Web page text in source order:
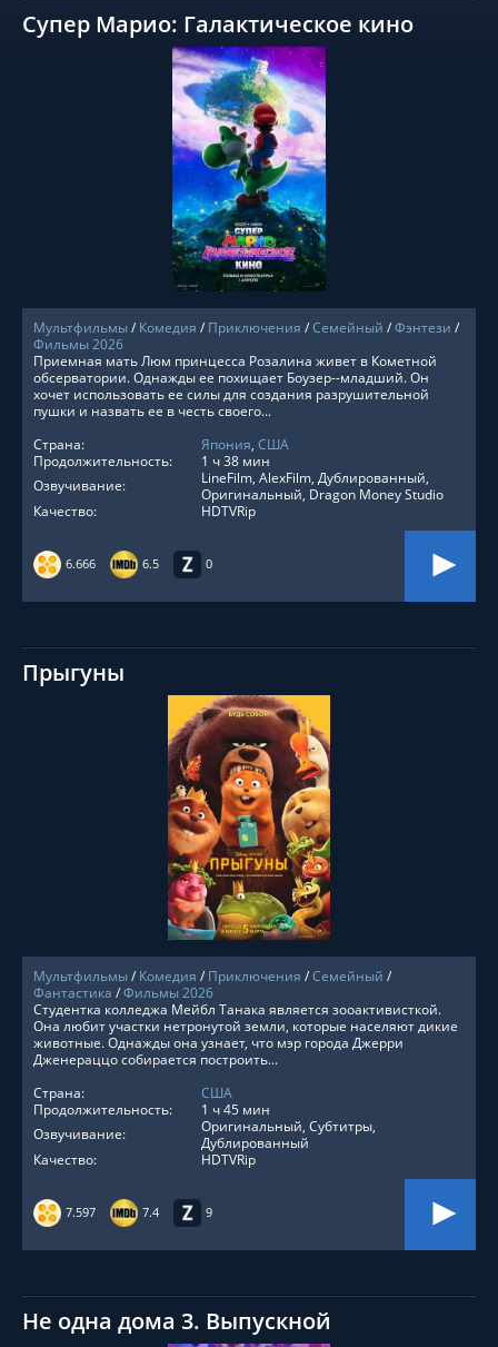
Супер Марио: Галактическое кино
СМОТРЕТЬ ОНЛАЙН
Мультфильмы/ Комедия / Приключения /Семейный /Фэнтези /
Фильмы 2026
6.666 6.5 0
Приемная мать Люм принцесса Розалина живет в Кометной
обсерватории. Однажды ее похищает Боузер--младший. Он
хочет использовать ее силы для создания разрушительной
пушки и назвать ее в честь своего...
Страна:
Япония, США
Продолжительность:
1 ч 38 мин
Озвучивание:
LineFilm, AlexFilm, Дублированный,
Оригинальный, Dragon Money Studio
Качество:
HDTVRip
Прыгуны
СМОТРЕТЬ ОНЛАЙН
Мультфильмы/ Комедия / Приключения /Семейный /
Фантастика /Фильмы 2026
7.597 7.4 9
Студентка колледжа Мейбл Танака является зооактивисткой.
Она любит участки нетронутой земли, которые населяют дикие
животные. Однажды она узнает, что мэр города Джерри
Дженераццо собирается построить...
Страна:
США
Продолжительность:
1 ч 45 мин
Озвучивание:
Оригинальный, Субтитры,
Дублированный
Качество:
HDTVRip
Не одна дома 3. Выпускной